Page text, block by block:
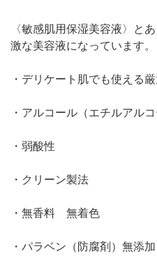
〈敏感肌用保湿美容液〉と
激な美容液になっています。
・デリケート肌でも使える
・アルコール（エチルアル
・弱酸性
・クリーン製法
・無香料 無着色
・パラベン（防腐剤）無添加